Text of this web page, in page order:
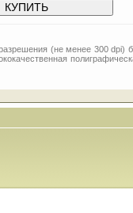
(не менее 300 dpi)